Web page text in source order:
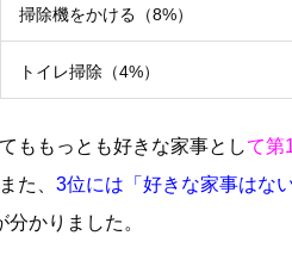
掃除機をかける（8%）
トイレ掃除（4%）
ももっとも好きな家事として第
た、 3位には「好きな家事はない
かりました。